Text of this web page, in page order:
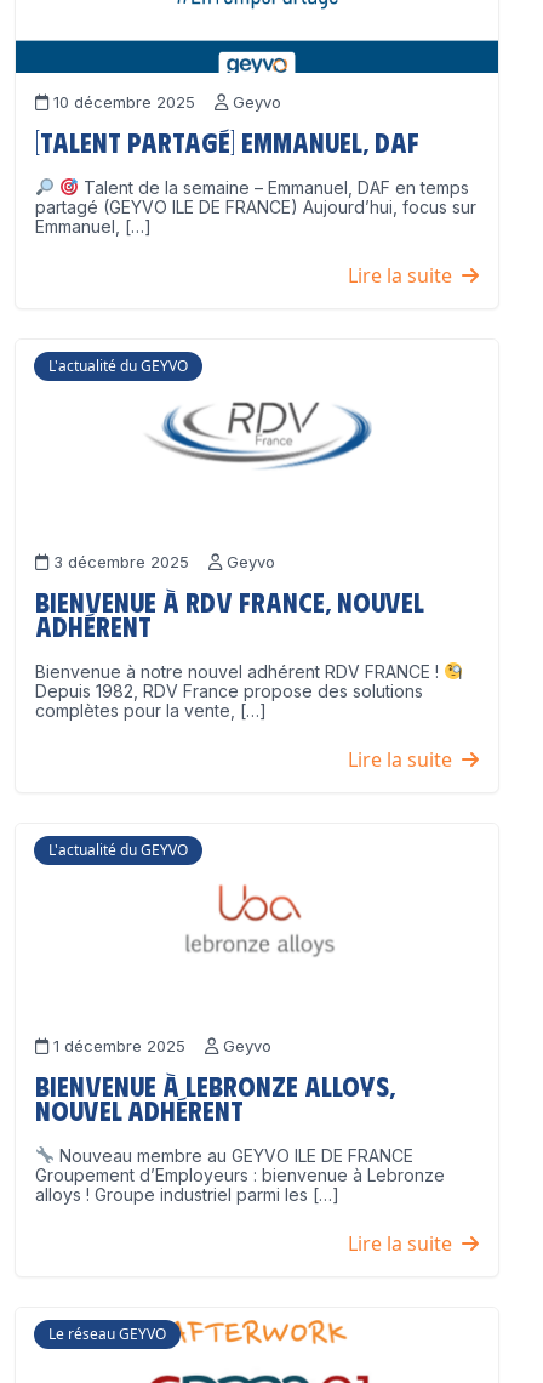
10 décembre 2025 Geyvo
[Talent partagé] Emmanuel, DAF
Talent de la semaine – Emmanuel, DAF en temps
partagé (GEYVO ILE DE FRANCE) Aujourd’hui, focus sur
Emmanuel, […]
Lire la suite
L'actualité du GEYVO
3 décembre 2025 Geyvo
Bienvenue à RDV France, nouvel
adhérent
Bienvenue à notre nouvel adhérent RDV FRANCE !
Depuis 1982, RDV France propose des solutions
complètes pour la vente, […]
Lire la suite
L'actualité du GEYVO
1 décembre 2025 Geyvo
Bienvenue à Lebronze Alloys,
nouvel adhérent
Nouveau membre au GEYVO ILE DE FRANCE
Groupement d’Employeurs : bienvenue à Lebronze
alloys ! Groupe industriel parmi les […]
Lire la suite
Le réseau GEYVO